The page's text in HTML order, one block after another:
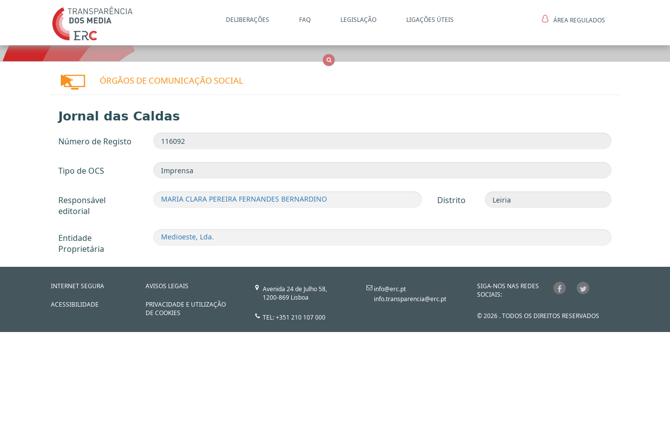
DELIBERAÇÕES FAQ LEGISLAÇÃO LIGAÇÕES ÚTEIS ÁREA REGULADOS
ÓRGÃOS DE COMUNICAÇÃO SOCIAL
Jornal das Caldas
Número de Registo
Tipo de OCS
Responsável
editorial
MARIA CLARA PEREIRA FERNANDES BERNARDINO Distrito
Entidade
Proprietária
Medioeste, Lda.
INTERNET SEGURA
ACESSIBILIDADE
AVISOS LEGAIS
PRIVACIDADE E UTILIZAÇÃO
DE COOKIES
Avenida 24 de Julho 58,
1200-869 Lisboa
TEL: +351 210 107 000
info@erc.pt
info.transparencia@erc.pt
SIGA-NOS NAS REDES
SOCIAIS:
© 2026 . TODOS OS DIREITOS RESERVADOS